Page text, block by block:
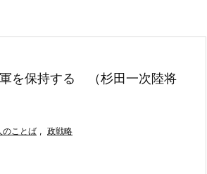
軍を保持する （杉田一次陸将
のことば , 政戦略